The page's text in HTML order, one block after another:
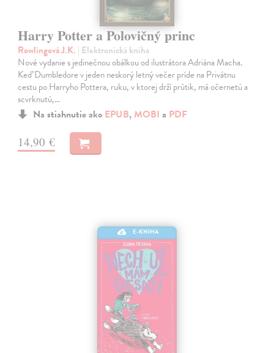
Harry Potter a Polovičný princ
Rowlingová J.K. | Elektronická kniha
Nové vydanie s jedinečnou obálkou od ilustrátora Adriána Macha.
Keď Dumbledore v jeden neskorý letný večer príde na Privátnu
cestu po Harryho Pottera, ruku, v ktorej drží prútik, má očernetú a
scvrknutú,…
Na stiahnutie ako EPUB, MOBI a PDF
14,90 €
E-KNIHA